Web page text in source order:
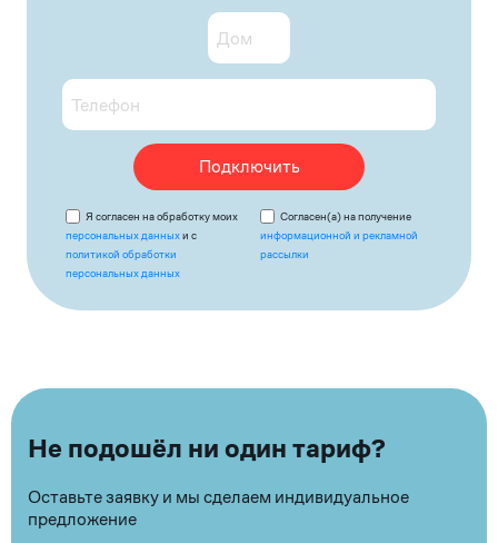
Подключить
Я согласен на обработку моих
персональных данныхи с
политикой обработки
персональных данных
Согласен(а) на получение
информационной и рекламной
рассылки
Не подошёл ни один тариф?
Оставьте заявку и мы сделаем индивидуальное
предложение